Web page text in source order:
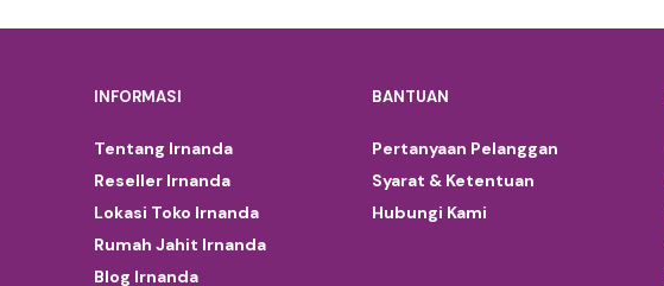
INFORMASI
Tentang Irnanda
Reseller Irnanda
Lokasi Toko Irnanda
Rumah Jahit Irnanda
Blog Irnanda
BANTUAN
Pertanyaan Pelanggan
Syarat & Ketentuan
Hubungi Kami